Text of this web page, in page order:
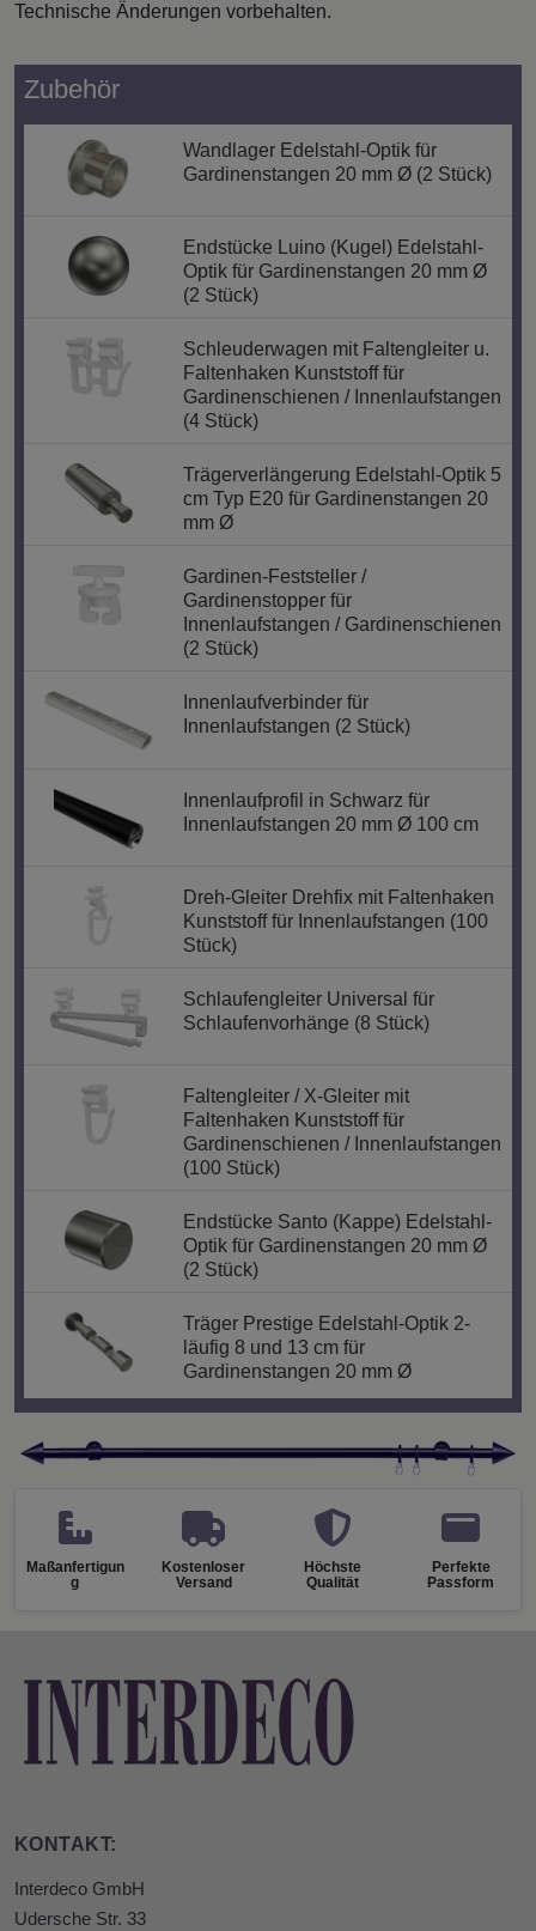
Technische Änderungen vorbehalten.
Zubehör
Wandlager Edelstahl-Optik für
Gardinenstangen 20 mm Ø (2 Stück)
Endstücke Luino (Kugel) Edelstahl-
Optik für Gardinenstangen 20 mm Ø
(2 Stück)
Schleuderwagen mit Faltengleiter u.
Faltenhaken Kunststoff für
Gardinenschienen / Innenlaufstangen
(4 Stück)
Trägerverlängerung Edelstahl-Optik 5
cm Typ E20 für Gardinenstangen 20
mm Ø
Gardinen-Feststeller /
Gardinenstopper für
Innenlaufstangen / Gardinenschienen
(2 Stück)
Innenlaufverbinder für
Innenlaufstangen (2 Stück)
Innenlaufprofil in Schwarz für
Innenlaufstangen 20 mm Ø 100 cm
Dreh-Gleiter Drehfix mit Faltenhaken
Kunststoff für Innenlaufstangen (100
Stück)
Schlaufengleiter Universal für
Schlaufenvorhänge (8 Stück)
Faltengleiter / X-Gleiter mit
Faltenhaken Kunststoff für
Gardinenschienen / Innenlaufstangen
(100 Stück)
Endstücke Santo (Kappe) Edelstahl-
Optik für Gardinenstangen 20 mm Ø
(2 Stück)
Träger Prestige Edelstahl-Optik 2-
läufig 8 und 13 cm für
Gardinenstangen 20 mm Ø
Maßanfertigun
g
Kostenloser
Versand
Höchste
Qualität
Perfekte
Passform
KONTAKT:
Interdeco GmbH
Udersche Str. 33